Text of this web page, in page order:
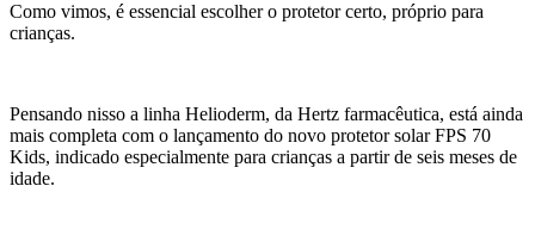
Como vimos, é essencial escolher o protetor certo, próprio para
crianças.
Pensando nisso a linha Helioderm, da Hertz farmacêutica, está ainda
mais completa com o lançamento do novo protetor solar FPS 70
Kids, indicado especialmente para crianças a partir de seis meses de
idade.